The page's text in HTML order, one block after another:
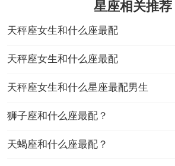
星座相关推荐
天秤座女生和什么座最配
天秤座女生和什么座最配
天秤座女生和什么星座最配男生
狮子座和什么座最配？
天蝎座和什么座最配？